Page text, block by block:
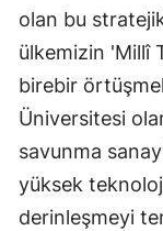
olan bu
ülkemizin 'Millî
birebir
Üniversitesi
savunma
yüksek
derinleşmeyi